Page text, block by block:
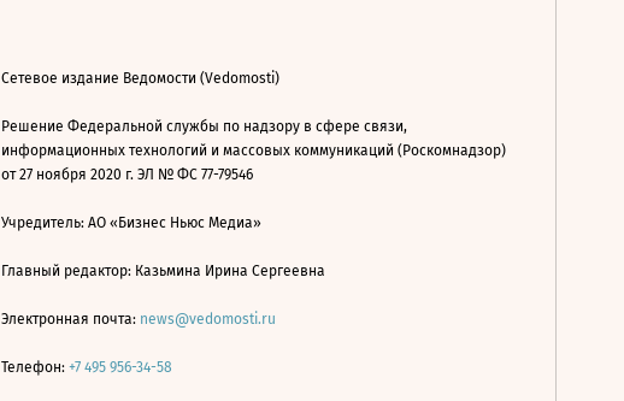
Сетевое издание Ведомости (Vedomosti)
Решение Федеральной службы по надзору в сфере связи,
информационных технологий и массовых коммуникаций (Роскомнадзор)
от 27 ноября 2020 г. ЭЛ № ФС 77-79546
Учредитель: АО «Бизнес Ньюс Медиа»
Главный редактор: Казьмина Ирина Сергеевна
Электронная почта: news@vedomosti.ru
Телефон: +7 495 956-34-58